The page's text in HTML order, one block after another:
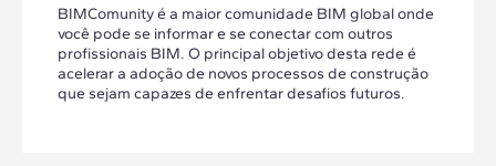
BIMComunity é a maior comunidade BIM global onde
você pode se informar e se conectar com outros
profissionais BIM. O principal objetivo desta rede é
acelerar a adoção de novos processos de construção
que sejam capazes de enfrentar desafios futuros.